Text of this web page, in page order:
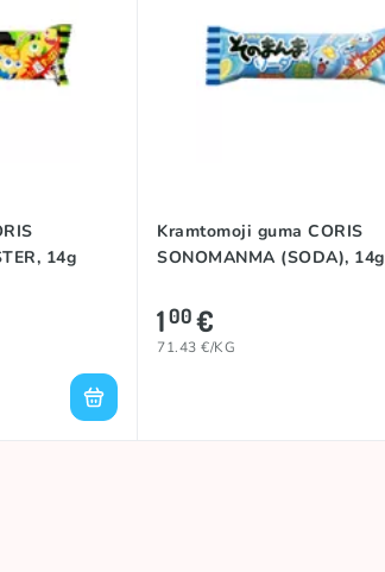
14g
Kramtomoji guma CORIS
SONOMANMA (SODA), 14g
100€
71.43 €/KG